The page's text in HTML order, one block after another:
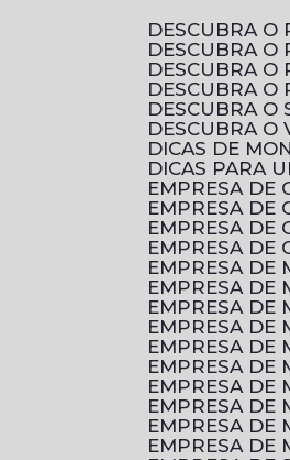
DESCUBRA
DESCUBRA
DESCUBRA
DESCUBRA
DESCUBRA
DESCUBRA
DICAS DE
DICAS PARA
EMPRESA
EMPRESA
EMPRESA
EMPRESA
EMPRESA
EMPRESA
EMPRESA
EMPRESA
EMPRESA
EMPRESA
EMPRESA
EMPRESA
EMPRESA
EMPRESA